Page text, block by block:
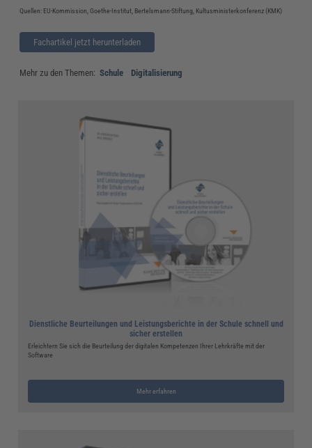
Quellen: EU-Kommission, Goethe-Institut, Bertelsmann-Stiftung, Kultusministerkonferenz (KMK)
Fachartikel jetzt herunterladen
Mehr zu den Themen: Schule Digitalisierung
Dienstliche Beurteilungen und Leistungsberichte in der Schule schnell und
sicher erstellen
Erleichtern Sie sich die Beurteilung der digitalen Kompetenzen Ihrer Lehrkräfte mit der
Software
Mehr erfahren